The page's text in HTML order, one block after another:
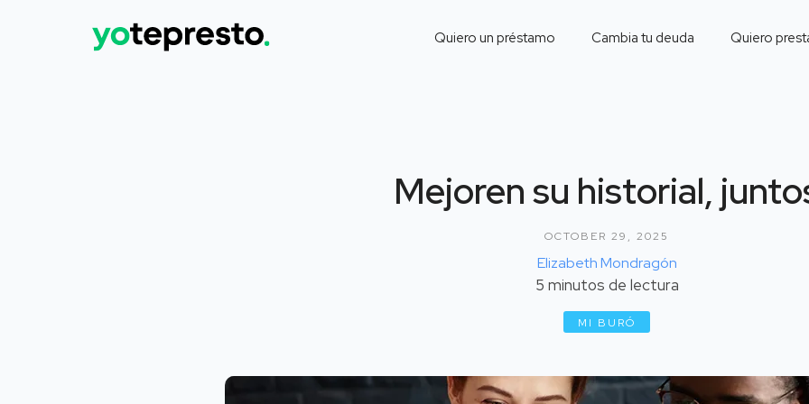
Quiero un préstamo Cambia tu deuda Quiero
Mejoren su historial,
OCTOBER 29, 2025
Elizabeth Mondragón
5 minutos de lectura
MI BURÓ